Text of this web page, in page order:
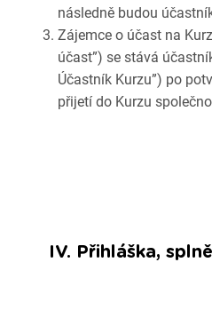
následně budou
Zájemce o účast na
účast”) se stává
Účastník Kurzu”) po
přijetí do Kurzu
IV. Přihláška,